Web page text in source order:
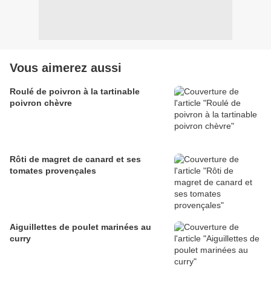
Vous aimerez aussi
Roulé de poivron à la tartinable
poivron chèvre
Rôti de magret de canard et ses
tomates provençales
Aiguillettes de poulet marinées au
curry